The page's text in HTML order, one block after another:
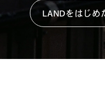
LANDをはじめ